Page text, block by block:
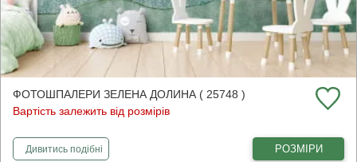
ФОТОШПАЛЕРИ ЗЕЛЕНА ДОЛИНА ( 25748 )
Вартість залежить від розмірів
Дивитисьфотошпалери
подібні РОЗМІРИ